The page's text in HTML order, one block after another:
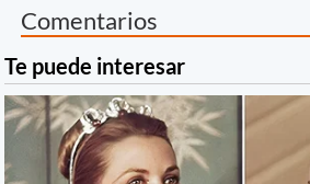
Comentarios